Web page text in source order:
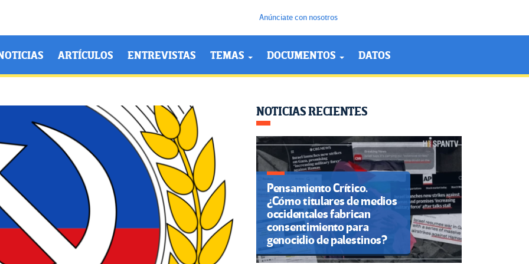
Anúnciate con nosotros
ARTÍCULOS ENTREVISTAS TEMAS DOCUMENTOS DATOS
NOTICIAS RECIENTES
Pensamiento Crítico.
¿Cómo titulares de medios
occidentales fabrican
consentimiento para
genocidio de palestinos?